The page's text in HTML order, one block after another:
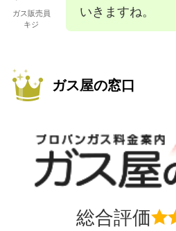
ガス販売員
キジ
いきますね。
ガス屋の窓口
総合評価